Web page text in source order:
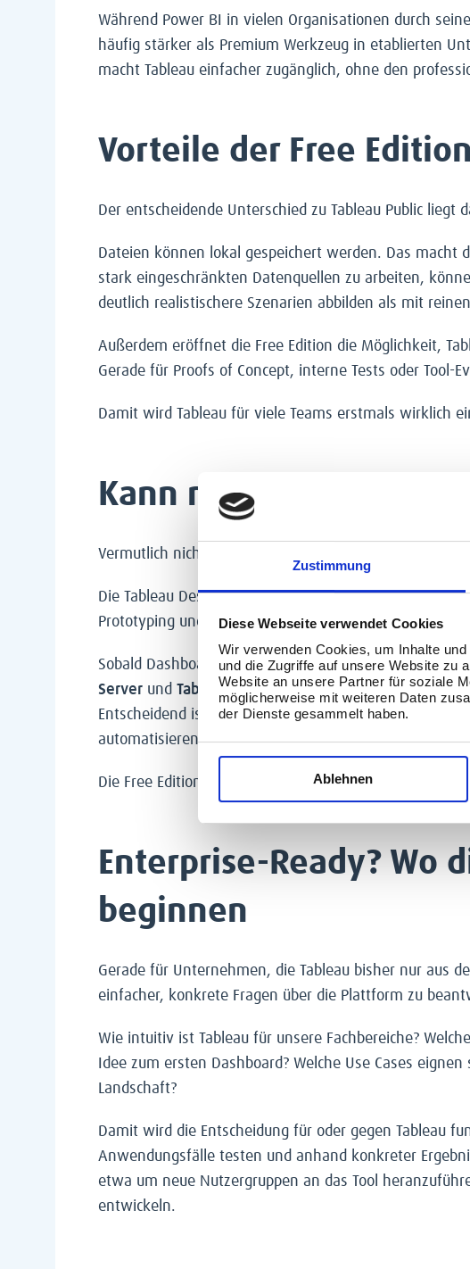
Zustimmung
Diese Webseite verwendet Cookies
Wir verwenden Cookies, um Inhalte
und die Zugriffe auf unsere Website zu
Website an unsere Partner für soziale
möglicherweise mit weiteren Daten
der Dienste gesammelt haben.
Ablehnen
Während Power BI in vielen Organisationen durch
häufig stärker als Premium Werkzeug in etablierten
macht Tableau einfacher zugänglich, ohne den
Vorteile der Free
Der entscheidende Unterschied zu Tableau Public
Dateien können lokal gespeichert werden. Das
stark eingeschränkten Datenquellen zu arbeiten,
deutlich realistischere Szenarien abbilden als mit reinen
Außerdem eröffnet die Free Edition die Möglichkeit,
Gerade für Proofs of Concept, interne Tests oder Tool-
Damit wird Tableau für viele Teams erstmals wirklich
Kann man jetzt
Vermutlich nicht. Und genau hier ist eine wichtige
Die Tableau Desktop Free Edition ist, wie der Name
Prototyping und erste Analysen. In professionellen
Sobald Dashboards zuverlässig bereitgestellt, geteilt,
Server und Tableau Cloudzentrale Bestandteile der
Entscheidend ist auch, Inhalte zentral bereitzustellen,
automatisieren sowie Governance, Sicherheit und
Die Free Edition ersetzt also nicht die Enterprise
Enterprise-Ready? Wo
beginnen
Gerade für Unternehmen, die Tableau bisher nur aus
einfacher, konkrete Fragen über die Plattform zu
Wie intuitiv ist Tableau für unsere Fachbereiche?
Idee zum ersten Dashboard? Welche Use Cases
Landschaft?
Damit wird die Entscheidung für oder gegen Tableau
Anwendungsfälle testen und anhand konkreter
etwa um neue Nutzergruppen an das Tool
entwickeln.